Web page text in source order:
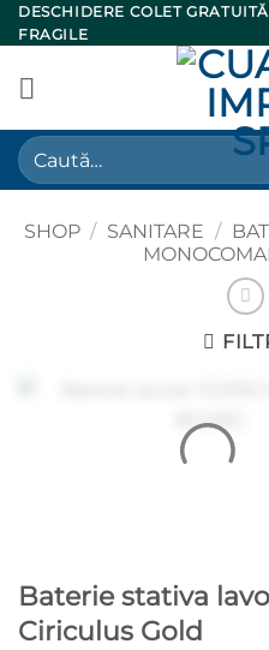
Skip
to
content
DESCHIDERE COLET
FRAGILE
Caută
după:
SHOP / SANITARE /
Baterie stativa
Ciriculus Gold